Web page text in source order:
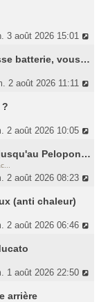
3 août 2026 15:01
panneau solaire en plus ou grosse batterie, vous mettriez le budget où ?
2 août 2026 11:11
2 août 2026 10:05
préparation trip cote adriatique jusqu'au Peloponèse
2 août 2026 08:23
(anti chaleur)
2 août 2026 06:46
1 août 2026 22:50
arrière